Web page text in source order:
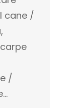
cane /
/